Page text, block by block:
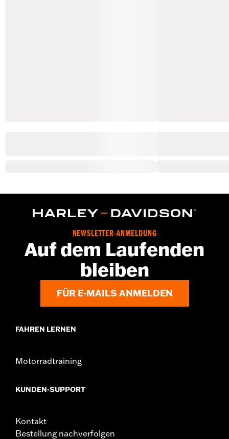
NEWSLETTER-ANMELDUNG
Auf dem Laufenden
bleiben
FÜR E-MAILS ANMELDEN
FAHREN LERNEN
Motorradtraining
KUNDEN-SUPPORT
Kontakt
Bestellung nachverfolgen